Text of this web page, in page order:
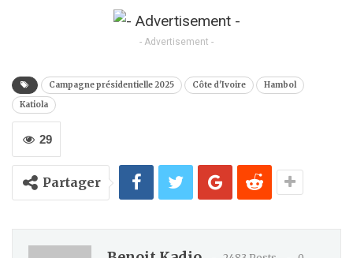
- Advertisement -
Campagne présidentielle 2025 Côte d'Ivoire
Hambol
Katiola
29
Partager